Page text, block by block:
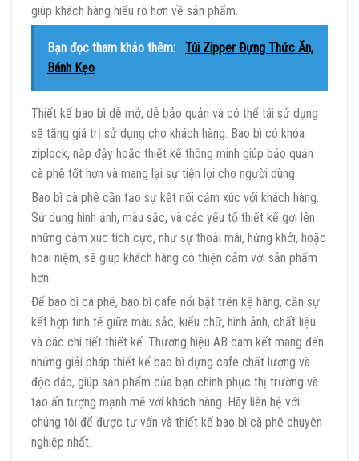
giúp khách hàng hiểu rõ hơn về sản phẩm.
Bạn đọc tham khảo thêm:
Túi Zipper Đựng Thức Ăn,
Bánh Kẹo
Thiết kế bao bì dễ mở, dễ bảo quản và có thể tái sử dụng
sẽ tăng giá trị sử dụng cho khách hàng. Bao bì có khóa
ziplock, nắp đậy hoặc thiết kế thông minh giúp bảo quản
cà phê tốt hơn và mang lại sự tiện lợi cho người dùng.
Bao bì cà phê cần tạo sự kết nối cảm xúc với khách hàng.
Sử dụng hình ảnh, màu sắc, và các yếu tố thiết kế gợi lên
những cảm xúc tích cực, như sự thoải mái, hứng khởi, hoặc
hoài niệm, sẽ giúp khách hàng có thiện cảm với sản phẩm
hơn.
Để bao bì cà phê, bao bì cafe nổi bật trên kệ hàng, cần sự
kết hợp tinh tế giữa màu sắc, kiểu chữ, hình ảnh, chất liệu
và các chi tiết thiết kế. Thương hiệu AB cam kết mang đến
những giải pháp thiết kế bao bì đựng cafe chất lượng và
độc đáo, giúp sản phẩm của bạn chinh phục thị trường và
tạo ấn tượng mạnh mẽ với khách hàng. Hãy liên hệ với
chúng tôi để được tư vấn và thiết kế bao bì cà phê chuyên
nghiệp nhất.